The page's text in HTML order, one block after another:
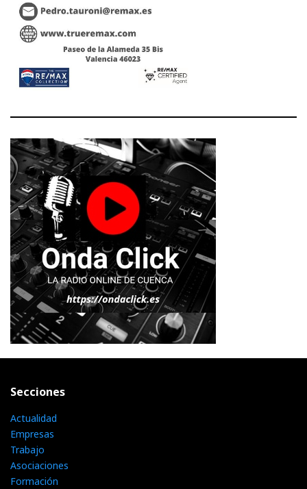
Secciones
Actualidad
Empresas
Trabajo
Asociaciones
Formación